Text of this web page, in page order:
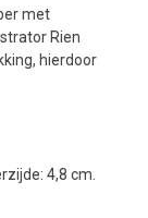
met
Rien
hierdoor
4,8 cm.